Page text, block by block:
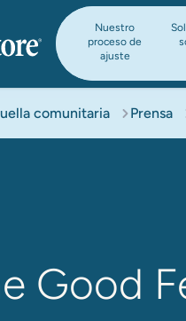
Nuestro
proceso de
ajuste
comunitaria Prensa
Good